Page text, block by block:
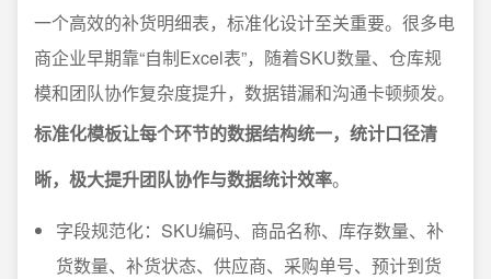
一个高效的补货明细表，标准化设计至关重要。很多电
商企业早期靠“自制Excel表”，随着SKU数量、仓库规
模和团队协作复杂度提升，数据错漏和沟通卡顿频发。
标准化模板让每个环节的数据结构统一，统计口径清
晰，极大提升团队协作与数据统计效率。
字段规范化：SKU编码、商品名称、库存数量、补
货数量、补货状态、供应商、采购单号、预计到货